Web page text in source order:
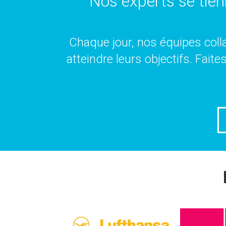
Chaque jour, nos équipes
atteindre leurs objectifs.